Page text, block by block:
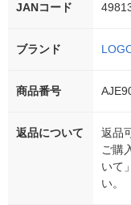
JANコード
ブランド
商品番号
返品について
返品
ご購
いて
い。